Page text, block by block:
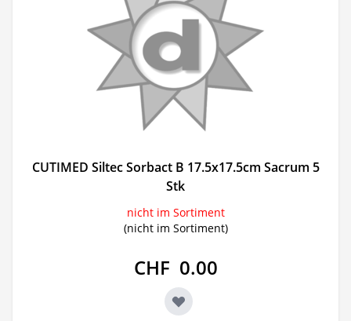
CUTIMED Siltec Sorbact B 17.5x17.5cm Sacrum 5
Stk
nicht im Sortiment
(nicht im Sortiment)
CHF 0.00